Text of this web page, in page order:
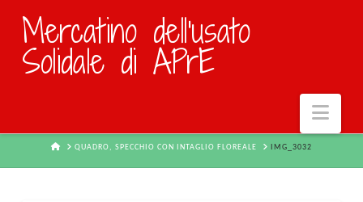
Mercatino dell'usato
Solidale di APrE
HOMEQUADRO, SPECCHIO CON INTAGLIO FLOREALE IMG_3032